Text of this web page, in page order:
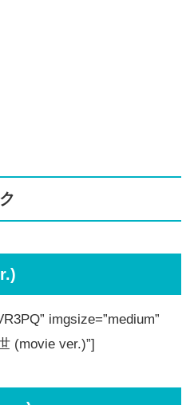
imgsize=”medium”
(movie ver.)”]